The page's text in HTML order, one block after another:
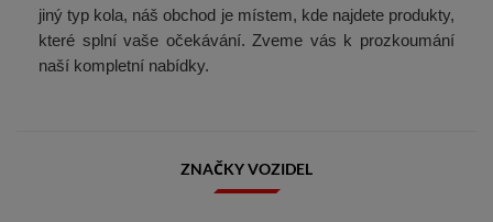
jiný typ kola, náš obchod je místem, kde najdete produkty,
které splní vaše očekávání. Zveme vás k prozkoumání
naší kompletní nabídky.
ZNAČKY VOZIDEL